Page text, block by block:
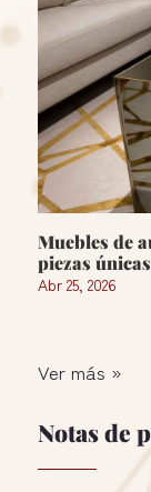
Muebles de
piezas únicas
Abr 25, 2026
Ver más »
Notas de